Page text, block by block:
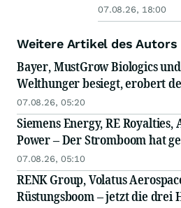
07.08.26, 18:00
Weitere Artikel des Autors
Bayer, MustGrow Biologics
Welthunger besiegt, erobert
07.08.26, 05:20
Siemens Energy, RE
Power – Der Stromboom hat
07.08.26, 05:10
RENK Group, Volatus
Rüstungsboom – jetzt die drei